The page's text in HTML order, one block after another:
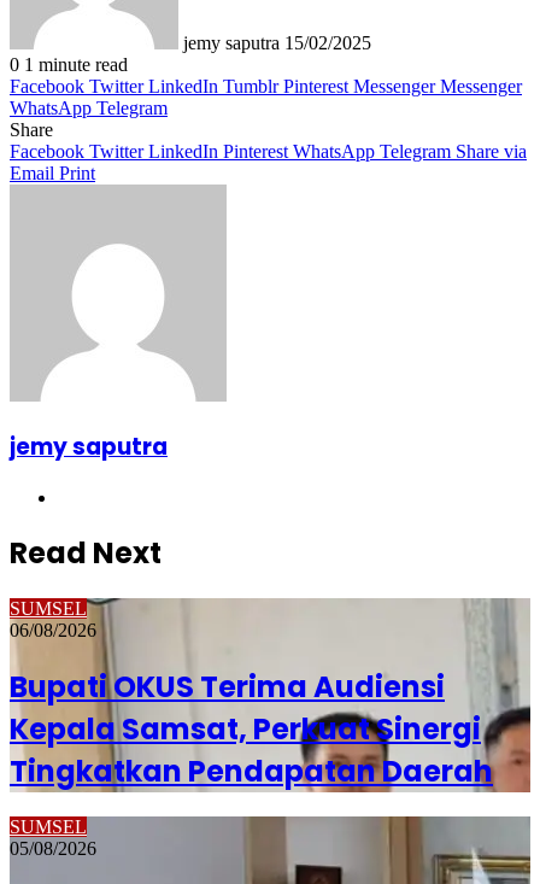
jemy saputra 15/02/2025
0 1 minute read
Facebook Twitter LinkedIn Tumblr Pinterest Messenger Messenger
WhatsApp Telegram
Share
Facebook Twitter LinkedIn Pinterest WhatsApp Telegram Share via
Email Print
jemy saputra
Read Next
SUMSEL
06/08/2026
Bupati OKUS Terima Audiensi
Kepala Samsat, Perkuat Sinergi
Tingkatkan Pendapatan Daerah
SUMSEL
05/08/2026